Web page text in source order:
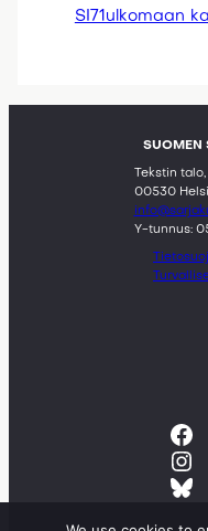
SI71ulkomaan
SUOMEN
Tekstin
00530
Y-tunnus:
Facebook
Instagram
Bluesky